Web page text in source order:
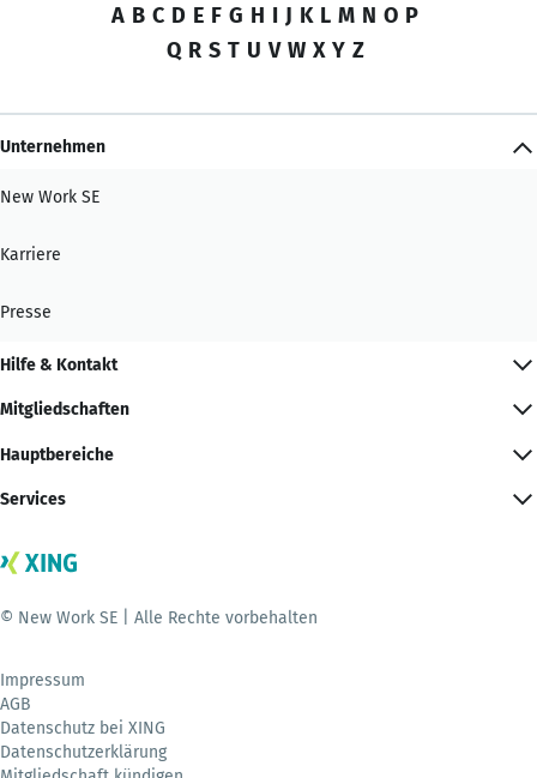
A B C D E F G H I J K L M N O P
Q R S T U V W X Y Z
Unternehmen
New Work SE
Karriere
Presse
Hilfe & Kontakt
Mitgliedschaften
Hauptbereiche
Services
© New Work SE | Alle Rechte vorbehalten
Impressum
AGB
Datenschutz bei XING
Datenschutzerklärung